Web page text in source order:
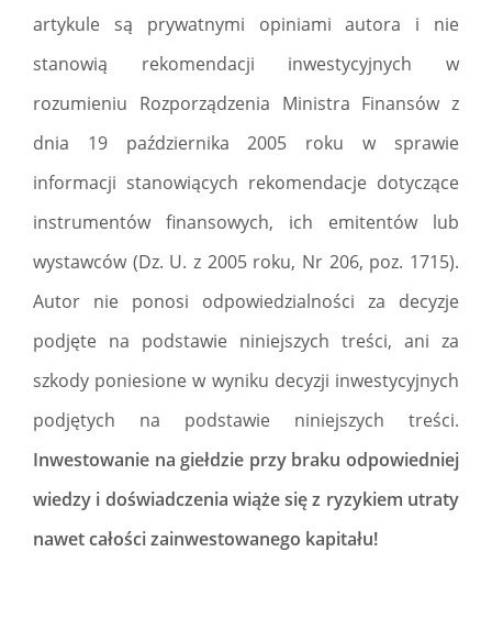
artykule są prywatnymi opiniami autora i nie
stanowią rekomendacji inwestycyjnych w
rozumieniu Rozporządzenia Ministra Finansów z
dnia 19 października 2005 roku w sprawie
informacji stanowiących rekomendacje dotyczące
instrumentów finansowych, ich emitentów lub
wystawców (Dz. U. z 2005 roku, Nr 206, poz. 1715).
Autor nie ponosi odpowiedzialności za decyzje
podjęte na podstawie niniejszych treści, ani za
szkody poniesione w wyniku decyzji inwestycyjnych
podjętych na podstawie niniejszych treści.
Inwestowanie na giełdzie przy braku odpowiedniej
wiedzy i doświadczenia wiąże się z ryzykiem utraty
nawet całości zainwestowanego kapitału!